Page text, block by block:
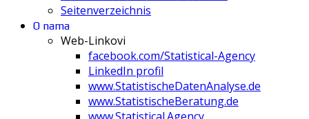
Seitenverzeichnis
O nama
Web-Linkovi
facebook.com/Statistical-Agency
LinkedIn profil
www.StatistischeDatenAnalyse.de
www.StatistischeBeratung.de